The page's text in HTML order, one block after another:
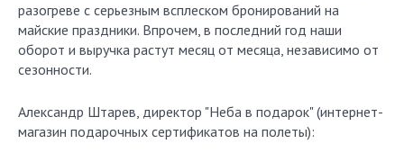
разогреве с серьезным всплеском бронирований на
майские праздники. Впрочем, в последний год наши
оборот и выручка растут месяц от месяца, независимо от
сезонности.
Александр Штарев, директор "Неба в подарок" (интернет-
магазин подарочных сертификатов на полеты):